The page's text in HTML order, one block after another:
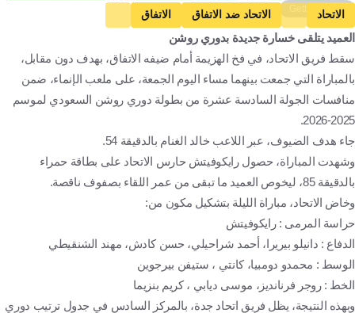
Getty Images
الاتحاد الاتحاد ضد الاتفاق
الاتفاق
دوري روشن السعودي
سيرجيو كونسيساو
المملكة العربية السعودية
البرتغال كرة قدم
العميد يتلقى خسارة جديدة بدوري روشن
سقط فريق الاتحاد، في فخ الهزيمة أمام ضيفه الاتفاق، بهدف دون مقابل،
بالمباراة التي جمعت بينهما مساء اليوم الجمعة، على ملعب الإنماء، ضمن
منافسات الجولة السادسة عشرة من بطولة دوري روشن السعودي لموسم
2025-2026.
جاء هدف الضيوف، عبر اللاعب خالد الغنام بالدقيقة 54.
وشهدت المباراة، حصول رايكوفيتش حارس الاتحاد على بطاقة حمراء
بالدقيقة 85، ليخوص العميد ما تبقى من عمر اللقاء بصفوف ناقصة.
وخاض الاتحاد، مباراة الليلة بتشكيل مكون من:
حراسة المرمى : رايكوفيتش
الدفاع : دانيلو بيريرا، أحمد شراحيلي، حسن كادش، مهند الشنقيطي
الوسط : محمدو دومبيا، كانتي ، ستيفن بيرجوين
الخط : روجر فرنانديز، موسى ديابي ، كريم بنزيما
وبهذه النتيجة، يظل فريق اتحاد جدة، بالمركز السادس في جدول ترتيب دوري